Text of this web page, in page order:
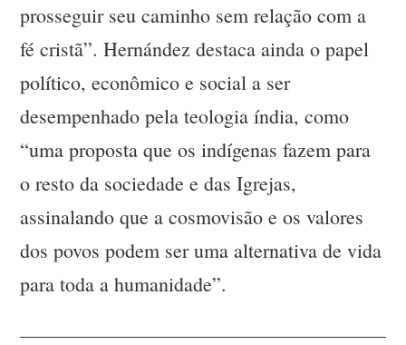
prosseguir seu caminho sem relação com a
fé cristã”. Hernández destaca ainda o papel
político, econômico e social a ser
desempenhado pela teologia índia, como
“uma proposta que os indígenas fazem para
o resto da sociedade e das Igrejas,
assinalando que a cosmovisão e os valores
dos povos podem ser uma alternativa de vida
para toda a humanidade”.